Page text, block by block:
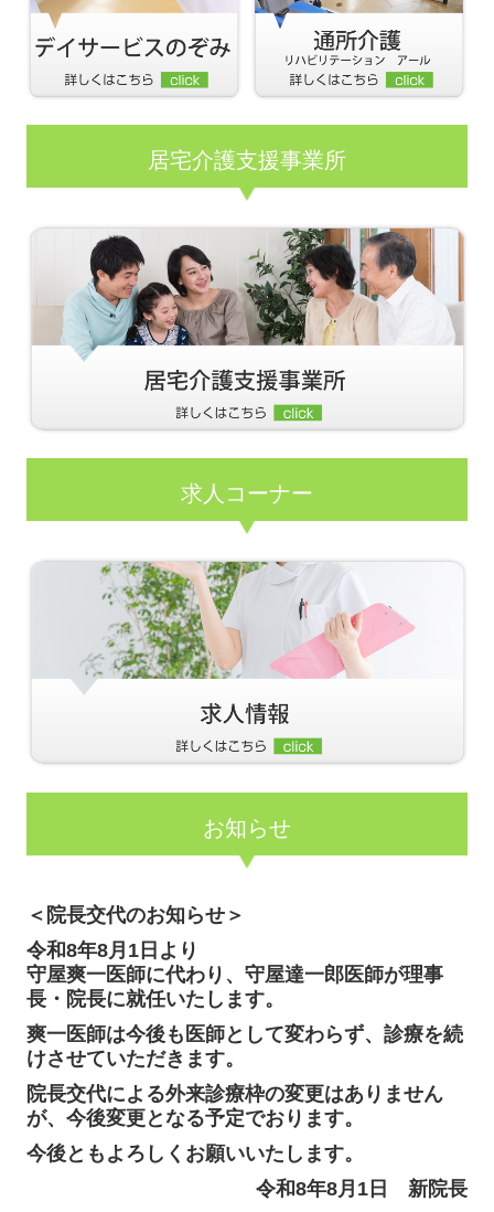
居宅介護支援事業所
求人コーナー
お知らせ
＜ 院長交代のお知らせ ＞
令和8年8月1日より
守屋爽一医師に代わり、守屋達一郎医師が理事
長・院長に就任いたします。
爽一医師は今後も医師として変わらず、診療を続
けさせていただきます。
院長交代による外来診療枠の変更はありません
が、今後変更となる予定でおります。
今後ともよろしくお願いいたします。
令和8年8月1日 新院長